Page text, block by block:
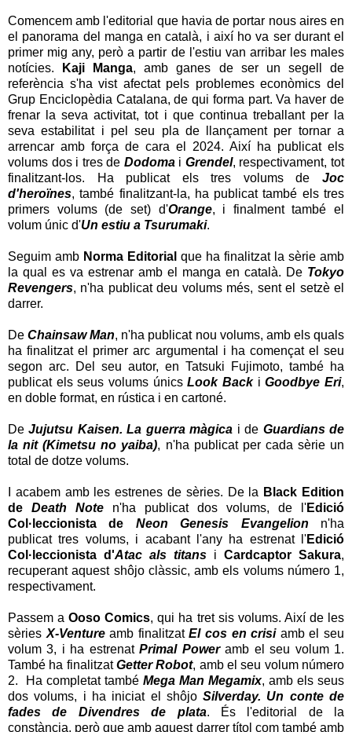
Comencem amb l'editorial que havia de portar nous aires en
el panorama del manga en català, i així ho va ser durant el
primer mig any, però a partir de l'estiu van arribar les males
notícies. Kaji Manga, amb ganes de ser un segell de
referència s'ha vist afectat pels problemes econòmics del
Grup Enciclopèdia Catalana, de qui forma part. Va haver de
frenar la seva activitat, tot i que continua treballant per la
seva estabilitat i pel seu pla de llançament per tornar a
arrencar amb força de cara el 2024. Així ha publicat els
volums dos i tres de Dodomai Grendel, respectivament, tot
finalitzant-los. Ha publicat els tres volums de Joc
d'heroïnes, també finalitzant-la, ha publicat també els tres
primers volums (de set) d'Orange, i finalment també el
volum únic d'Un estiu a Tsurumaki.
Seguim amb Norma Editorial que ha finalitzat la sèrie amb
la qual es va estrenar amb el manga en català. De Tokyo
Revengers, n'ha publicat deu volums més, sent el setzè el
darrer.
DeChainsaw Man, n'ha publicat nou volums, amb els quals
ha finalitzat el primer arc argumental i ha començat el seu
segon arc. Del seu autor, en Tatsuki Fujimoto, també ha
publicat els seus volums únicsLook BackiGoodbye Eri,
en doble format, en rústica i en cartoné.
DeJujutsu Kaisen. La guerra màgica i de Guardians de
la nit (Kimetsu no yaiba), n'ha publicat per cada sèrie un
total de dotze volums.
I acabem amb les estrenes de sèries. De la Black Edition
de Death Note n'ha publicat dos volums, de l'Edició
Col·leccionista de Neon Genesis Evangelion n'ha
publicat tres volums, i acabant l'any ha estrenat l'Edició
Col·leccionista d'Atac als titans i Cardcaptor Sakura,
recuperant aquest shôjo clàssic, amb els volums número 1,
respectivament.
Passem aOoso Comics, qui ha tret sis volums. Així de les
sèries X-Ventureamb finalitzatEl cos en crisiamb el seu
volum 3, i ha estrenatPrimal Poweramb el seu volum 1.
També ha finalitzatGetter Robot, amb el seu volum número
2. Ha completat també Mega Man Megamix, amb els seus
dos volums, i ha iniciat el shôjoSilverday. Un conte de
fades de Divendres de plata. És l'editorial de la
constància, però que amb aquest darrer títol com també amb